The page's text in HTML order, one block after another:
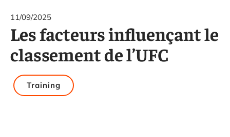
11/09/2025
Les facteurs influençant le
classement de l’UFC
Training